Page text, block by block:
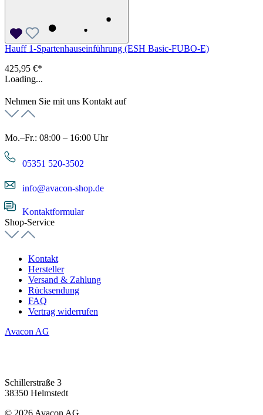
Hauff 1-Spartenhauseinführung (ESH Basic-FUBO-E)
425,95 €*
Loading...
Nehmen Sie mit uns Kontakt auf
Mo.–Fr.: 08:00 – 16:00 Uhr
05351 520-3502
info@avacon-shop.de
Kontaktformular
Shop-Service
Kontakt
Hersteller
Versand & Zahlung
Rücksendung
FAQ
Vertrag widerrufen
Avacon AG
Schillerstraße 3
38350 Helmstedt
© 2026 Avacon AG